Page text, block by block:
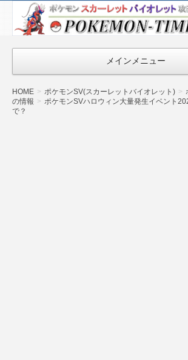
ポケモン最新
情報まとめ
『POKEMON-
TIMES』
メインメニュー
HOME ポケモンSV(スカーレットバイオレット)
の情報
ポケモンSVハロウィン大量発生イベント
で？